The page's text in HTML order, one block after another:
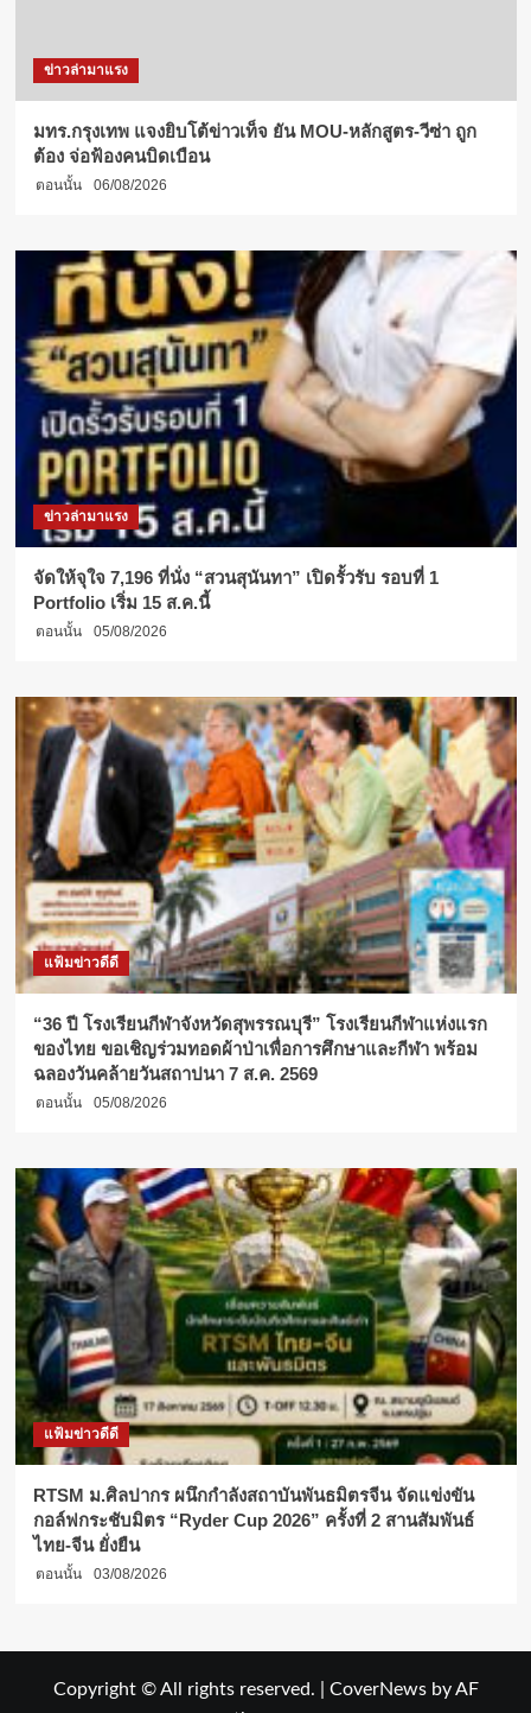
ข่าวล่ามาแรง
มทร.กรุงเทพ แจงยิบโต้ข่าวเท็จ ยัน MOU-หลักสูตร-วีซ่า ถูก
ต้อง จ่อฟ้องคนบิดเบือน
ตอนนั้น 06/08/2026
ข่าวล่ามาแรง
จัดให้จุใจ 7,196 ที่นั่ง “สวนสุนันทา” เปิดรั้วรับ รอบที่ 1
Portfolio เริ่ม 15 ส.ค.นี้
ตอนนั้น 05/08/2026
แฟ้มข่าวดีดี
“36 ปี โรงเรียนกีฬาจังหวัดสุพรรณบุรี” โรงเรียนกีฬาแห่งแรก
ของไทย ขอเชิญร่วมทอดผ้าป่าเพื่อการศึกษาและกีฬา พร้อม
ฉลองวันคล้ายวันสถาปนา 7 ส.ค. 2569
ตอนนั้น 05/08/2026
แฟ้มข่าวดีดี
RTSM ม.ศิลปากร ผนึกกำลังสถาบันพันธมิตรจีน จัดแข่งขัน
กอล์ฟกระชับมิตร “Ryder Cup 2026” ครั้งที่ 2 สานสัมพันธ์
ไทย-จีน ยั่งยืน
ตอนนั้น 03/08/2026
Copyright © All rights reserved. CoverNewsby AF